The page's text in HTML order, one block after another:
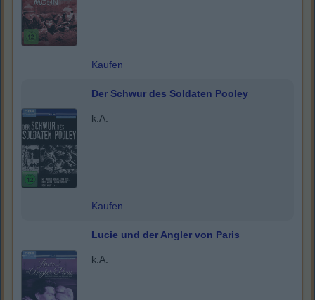
Kaufen
Der Schwur des Soldaten Pooley
k.A.
Kaufen
Lucie und der Angler von Paris
k.A.